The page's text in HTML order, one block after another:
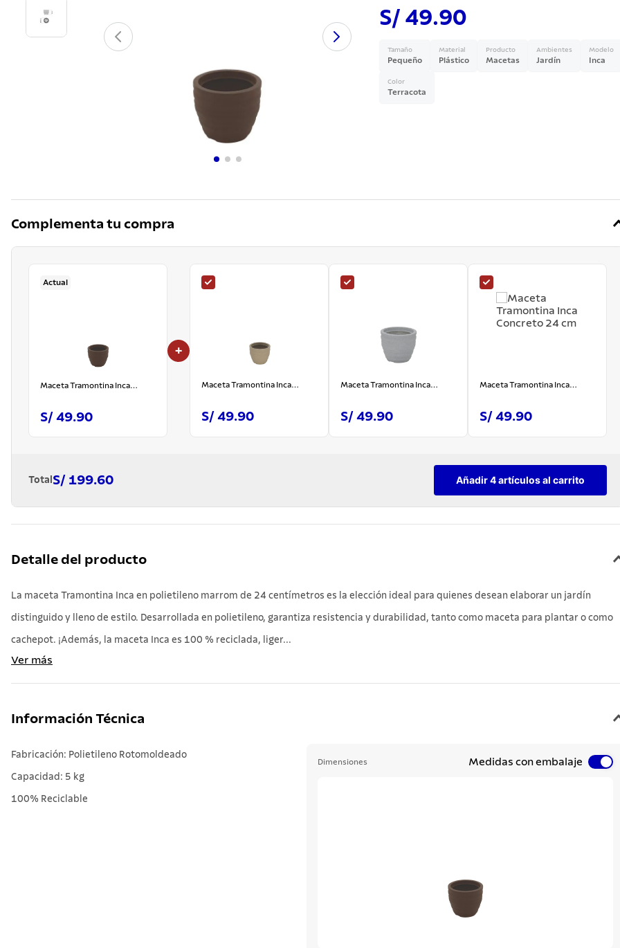
S/ 49.90
Tamaño
Pequeño
Material
Plástico
Producto
Macetas
Ambientes
Jardín
Modelo
Inca
Color
Terracota
Complementa tu compra
Actual
Maceta Tramontina Inca
S/ 49.90
+
Maceta Tramontina Inca
S/ 49.90
Maceta Tramontina Inca
S/ 49.90
Maceta Tramontina Inca
S/ 49.90
Total S/ 199.60 Añadir 4 artículos al carrito
Detalle del producto
La maceta Tramontina Inca en polietileno marrom de 24 centímetros es la elección ideal para quienes desean elaborar un jardín
distinguido y lleno de estilo. Desarrollada en polietileno, garantiza resistencia y durabilidad, tanto como maceta para plantar o como
cachepot. ¡Además, la maceta Inca es 100 % reciclada, liger...
Ver más
Información Técnica
Fabricación: Polietileno Rotomoldeado
Capacidad: 5 kg
100% Reciclable
Dimensiones Medidas con embalaje